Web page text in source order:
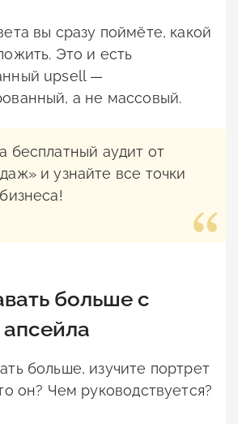
вы сразу поймёте, какой
Это и есть
upsell —
а не массовый.
бесплатный аудит от
и узнайте все точки
больше с
больше, изучите портрет
он? Чем руководствуется?